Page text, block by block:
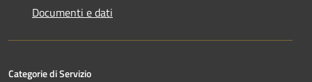
Documenti e dati
Categorie di Servizio